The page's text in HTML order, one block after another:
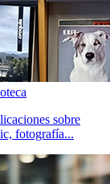
sobre
fotografía...